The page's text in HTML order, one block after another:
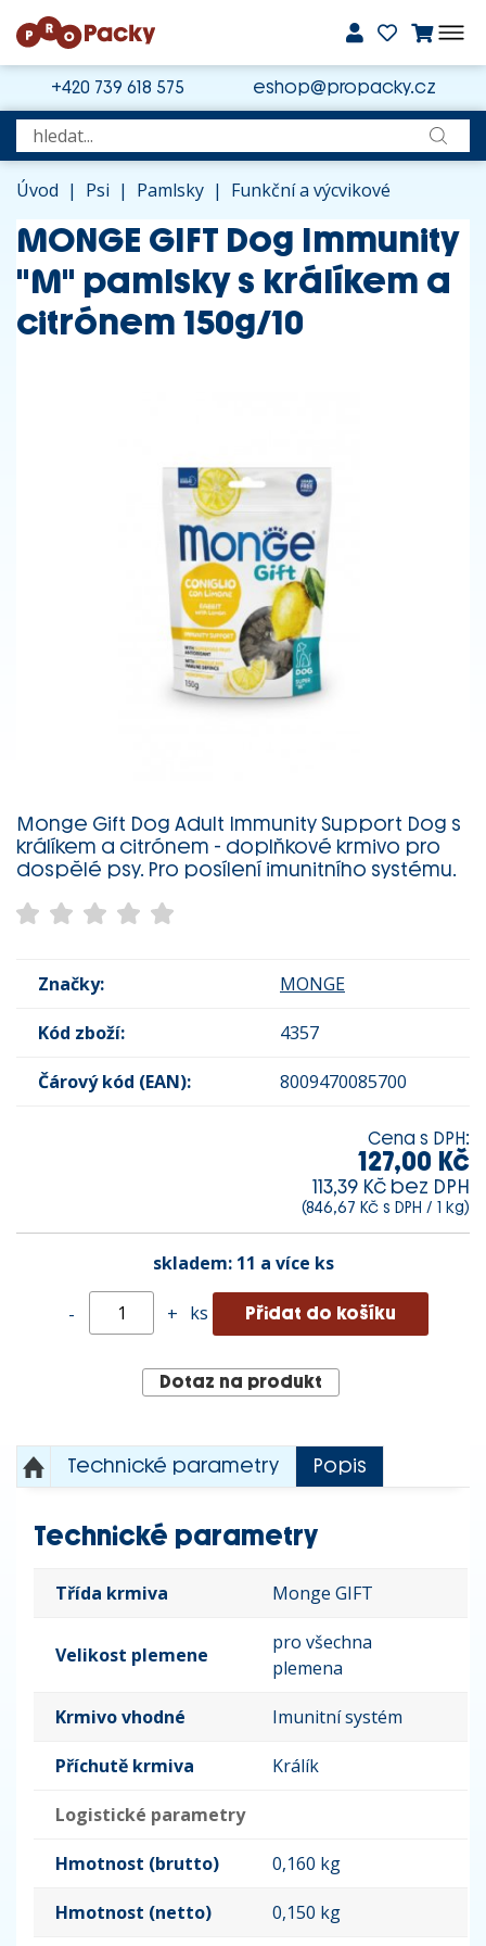
+420 739 618 575 eshop@propacky.cz
Úvod | Psi | Pamlsky | Funkční a výcvikové
MONGE GIFT Dog Immunity
"M" pamlsky s králíkem a
citrónem 150g/10
Monge Gift Dog Adult Immunity Support Dog s
králíkem a citrónem - doplňkové krmivo pro
dospělé psy. Pro posílení imunitního systému.
Značky: MONGE
Kód zboží: 4357
Čárový kód (EAN): 8009470085700
Cena s DPH:
127,00 Kč
113,39 Kč bez DPH
(846,67 Kč s DPH / 1 kg)
skladem: 11 a více ks
- + ks
Dotaz na produkt
Technické parametry Popis
Technické parametry
Třída krmiva Monge GIFT
Velikost plemene
pro všechna
plemena
Krmivo vhodné Imunitní systém
Příchutě krmiva Králík
Logistické parametry
Hmotnost (brutto) 0,160 kg
Hmotnost (netto) 0,150 kg